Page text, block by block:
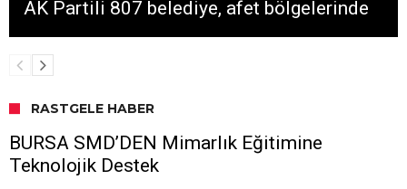
AK Partili 807 belediye, afet bölgelerinde
RASTGELE HABER
BURSA SMD’DEN Mimarlık Eğitimine
Teknolojik Destek